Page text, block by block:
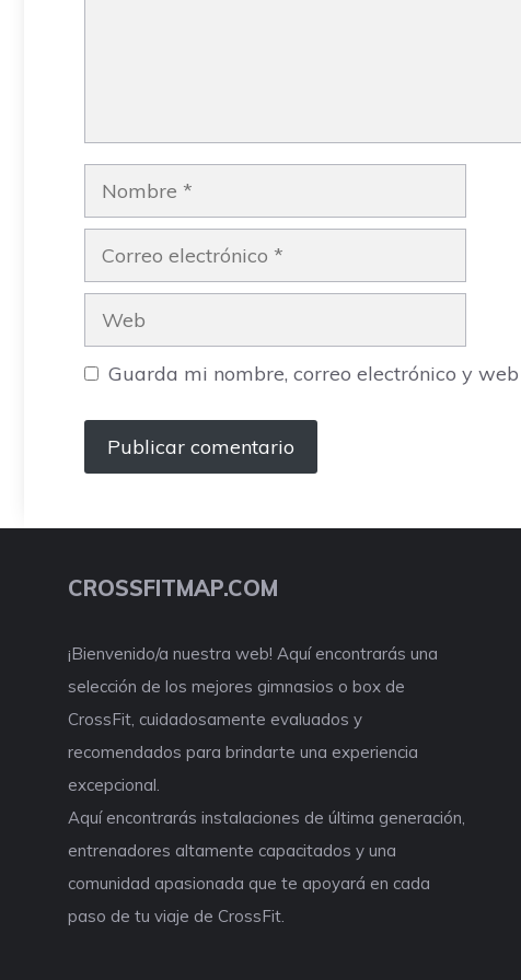
Nombre
electrónico
Guarda mi nombre, correo electrónico y
CROSSFITMAP.COM
¡Bienvenido/a nuestra web! Aquí encontrarás una
selección de los mejores gimnasios o box de
CrossFit, cuidadosamente evaluados y
recomendados para brindarte una experiencia
excepcional.
Aquí encontrarás instalaciones de última generación,
entrenadores altamente capacitados y una
comunidad apasionada que te apoyará en cada
paso de tu viaje de CrossFit.